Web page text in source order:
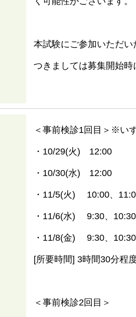
本試験にご参加いただい
つきましては募集開始
＜事前検診1回目＞※い
・10/29(火) 12:00
・10/30(水) 12:00
・11/5(火) 10:00、
・11/6(水) 9:30、
・11/8(金) 9:30、
[所要時間] 3時間30分程
＜事前検診2回目＞